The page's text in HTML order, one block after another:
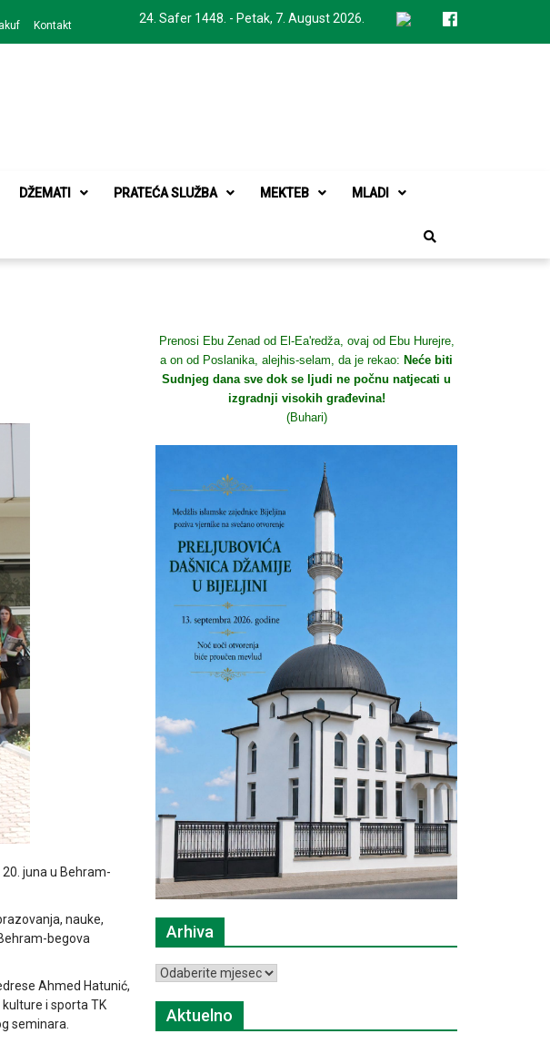
24. Safer 1448. - Petak, 7. August 2026.
Kontakt
DŽEMATI PRATEĆA SLUŽBA MEKTEB MLADI
juna u Behram-
nauke,
begova
Ahmed Hatunić,
i sporta TK
seminara.
Prenosi Ebu Zenad od El-Ea'redža, ovaj od Ebu Hurejre,
a on od Poslanika, alejhis-selam, da je rekao: Neće biti
Sudnjeg dana sve dok se ljudi ne počnu natjecati u
izgradnji visokih građevina!
(Buhari)
Arhiva
Arhiva
Aktuelno